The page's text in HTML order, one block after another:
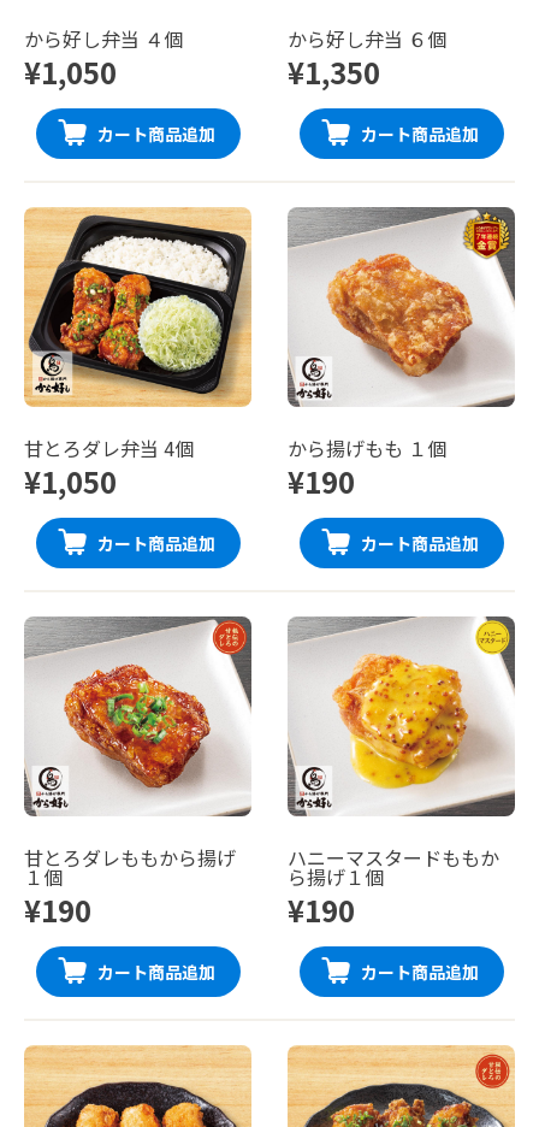
から好し弁当 ４個
¥1,050
カート商品追加
から好し弁当 ６個
¥1,350
カート商品追加
甘とろダレ弁当 4個
¥1,050
カート商品追加
から揚げもも １個
¥190
カート商品追加
甘とろダレももから揚げ
１個
¥190
カート商品追加
ハニーマスタードももか
ら揚げ１個
¥190
カート商品追加